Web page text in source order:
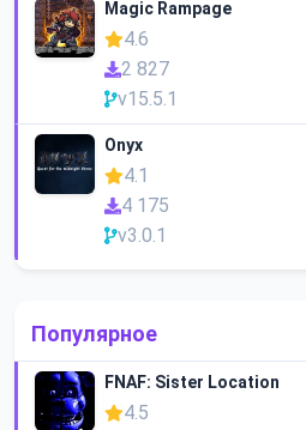
Magic Rampage
4.6
2 827
v15.5.1
Onyx
4.1
4 175
v3.0.1
Популярное
FNAF: Sister Location
4.5